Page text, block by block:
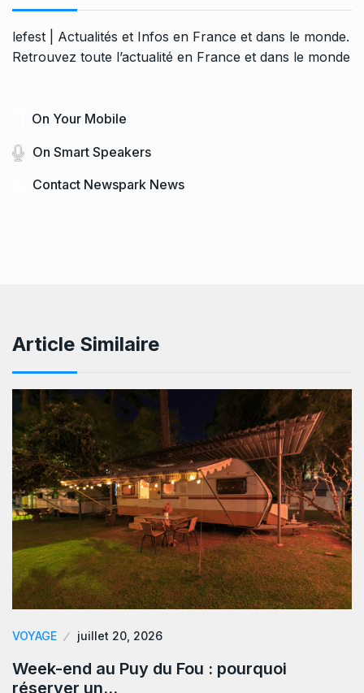
lefest | Actualités et Infos en France et dans le monde.
Retrouvez toute l’actualité en France et dans le monde
On Your Mobile
On Smart Speakers
Contact Newspark News
Article Similaire
VOYAGE juillet 20, 2026
Week-end au Puy du Fou : pourquoi
réserver un…